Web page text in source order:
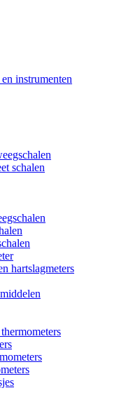
instrumenten
schalen
hartslagmeters